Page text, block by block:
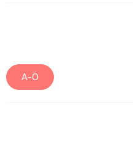
A-Ö